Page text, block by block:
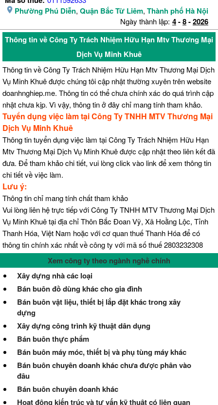
Phường Phú Diễn, Quận Bắc Từ Liêm, Thành phố Hà Nội
Ngày thành lập: 4-8-2026
Thông tin về Công Ty Trách Nhiệm Hữu Hạn Mtv Thương Mại
Dịch Vụ Minh Khuê
Thông tin về Công Ty Trách Nhiệm Hữu Hạn Mtv Thương Mại Dịch
Vụ Minh Khuê được chúng tôi cập nhật thường xuyên trên website
doanhnghiep.me. Thông tin có thể chưa chính xác do quá trình cập
nhật chưa kịp. Vì vậy, thông tin ở đây chỉ mang tính tham khảo.
Tuyển dụng việc làm tại Công Ty TNHH MTV Thương Mại
Dịch Vụ Minh Khuê
Thông tin tuyển dụng việc làm tại Công Ty Trách Nhiệm Hữu Hạn
Mtv Thương Mại Dịch Vụ Minh Khuê được cập nhật theo liên kết đã
đưa. Để tham khảo chi tiết, vui lòng click vào link để xem thông tin
chi tiết về việc làm.
Lưu ý:
Thông tin chỉ mang tính chất tham khảo
Vui lòng liên hệ trực tiếp với Công Ty TNHH MTV Thương Mại Dịch
Vụ Minh Khuê tại địa chỉ Thôn Bắc Đoan Vỹ, Xã Hoằng Lộc, Tỉnh
Thanh Hóa, Việt Nam hoặc với cơ quan thuế Thanh Hóa để có
thông tin chính xác nhất về công ty với mã số thuế 2803232308
Xem công ty theo ngành nghề chính
Xây dựng nhà các loại
Bán buôn đồ dùng khác cho gia đình
Bán buôn vật liệu, thiết bị lắp đặt khác trong xây
dựng
Xây dựng công trình kỹ thuật dân dụng
Bán buôn thực phẩm
Bán buôn máy móc, thiết bị và phụ tùng máy khác
Bán buôn chuyên doanh khác chưa được phân vào
đâu
Bán buôn chuyên doanh khác
Hoạt động kiến trúc và tư vấn kỹ thuật có liên quan